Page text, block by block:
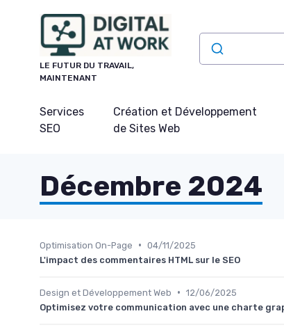
LE FUTUR DU TRAVAIL,
MAINTENANT
Services
SEO
Création et Développement
de Sites Web
Décembre 2024
Optimisation On-Page • 04/11/2025
L'impact des commentaires HTML sur le SEO
Design et Développement Web • 12/06/2025
Optimisez votre communication avec une charte